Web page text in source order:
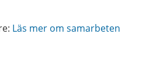
Läs mer om samarbeten